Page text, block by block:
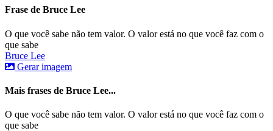
Frase de Bruce Lee
O que você sabe não tem valor. O valor está no que você faz com o
que sabe
Bruce Lee
Gerar imagem
Mais frases de Bruce Lee...
O que você sabe não tem valor. O valor está no que você faz com o
que sabe